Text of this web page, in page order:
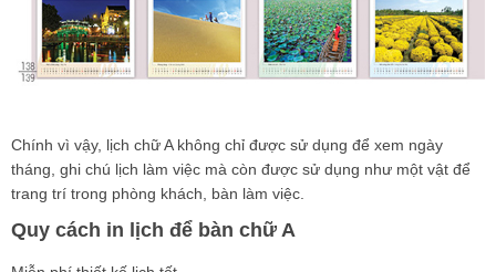
Chính vì vậy, lịch chữ A không chỉ được sử dụng để xem ngày
tháng, ghi chú lịch làm việc mà còn được sử dụng như một vật để
trang trí trong phòng khách, bàn làm việc.
Quy cách in lịch để bàn chữ A